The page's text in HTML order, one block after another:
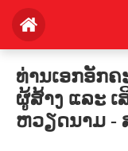
ທ່ານເອກອັກຄ
ຜູ້ສ້າງ ແລະ
ຫວຽດນາມ -